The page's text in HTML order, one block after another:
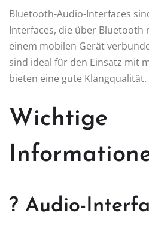
Bluetooth-Audio-Interfaces
Interfaces, die über
einem mobilen Gerät
sind ideal für den Einsatz mit
bieten eine gute Klangqualität.
Wichtige
? Audio-